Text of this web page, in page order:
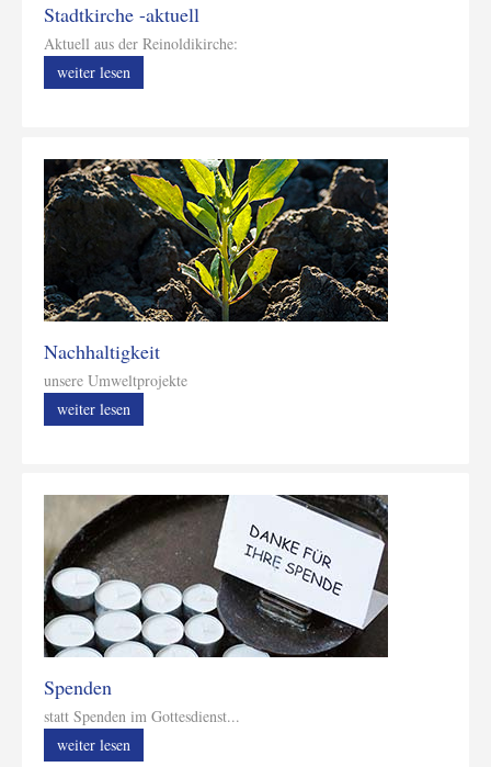
Stadtkirche -aktuell
Aktuell aus der Reinoldikirche:
weiter lesen
Nachhaltigkeit
unsere Umweltprojekte
weiter lesen
Spenden
statt Spenden im Gottesdienst...
weiter lesen